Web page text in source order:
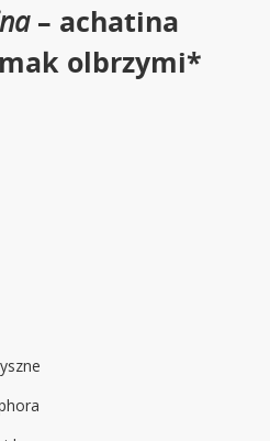
– achatina
olbrzymi*